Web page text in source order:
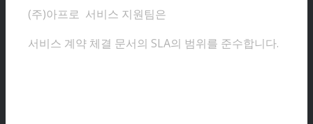
(주)아프로 서비스 지원팀은
서비스 계약 체결 문서의 SLA의 범위를 준수합니다.